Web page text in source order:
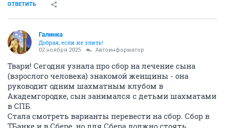
ОТВЕТИТЬ
Галинка
Добрая, если не злить!
02 ноября 2025 Автоинформатор
Твари! Сегодня узнала про сбор на лечение сына
(взрослого человека) знакомой женщины - она
руководит одним шахматным клубом в
Академгородке, сын занимался с детьми шахматами
в СПБ.
Стала смотреть варианты перевести на сбор. Сбор в
ТБанке и в Сбере, но для Сбера должно стоять